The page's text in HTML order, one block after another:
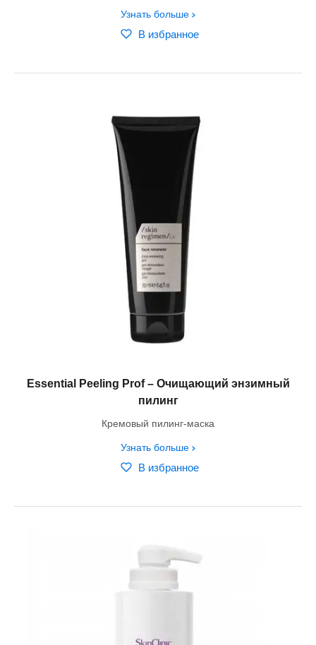
Узнать больше
В избранное
Essential Peeling Prof – Очищающий энзимный
пилинг
Кремовый пилинг-маска
Узнать больше
В избранное